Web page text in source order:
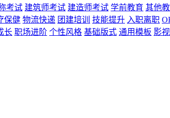
考试 建筑师考试 建造师考试 学前教育 其他
保健 物流快递 团建培训 技能提升 入职离职
长 职场进阶 个性风格 基础版式 通用模板 影